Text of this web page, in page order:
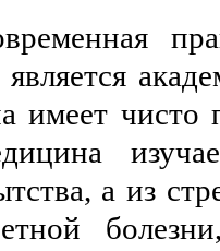
является
имеет чисто
а из